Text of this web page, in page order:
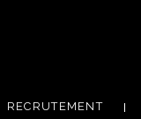
RECRUTEMENT